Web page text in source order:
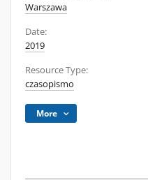
Warszawa
Date:
2019
Resource Type:
czasopismo
More